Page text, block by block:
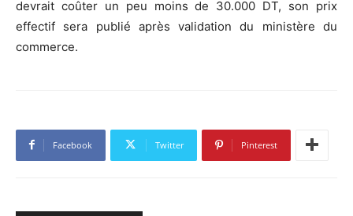
devrait coûter un peu moins de 30.000 DT, son prix
effectif sera publié après validation du ministère du
commerce.
Facebook Twitter Pinterest